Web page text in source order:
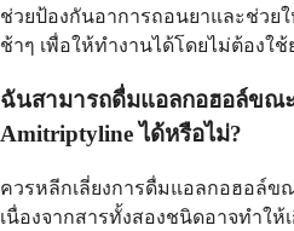
ช่วยป้องกันอาการถอนยาและช่วย
ช้าๆ เพื่อให้ทำงานได้โดยไม่ต้องใช้
ฉันสามารถดื่มแอลกอฮอล์ขณ
Amitriptyline ได้หรือไม่?
ควรหลีกเลี่ยงการดื่มแอลกอฮอล์ข
เนื่องจากสารทั้งสองชนิดอาจทำให้